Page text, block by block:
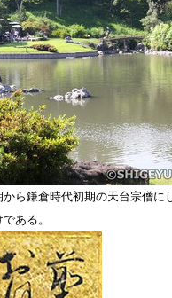
ら鎌倉時代初期の天台宗僧に
ある。